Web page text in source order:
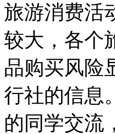
旅游消费活
较大，各个
品购买风险
行社的信息
的同学交流